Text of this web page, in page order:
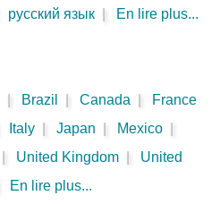
русский язык En lire plus...
Brazil Canada
France
Italy Japan Mexico
United Kingdom
United
En lire plus...